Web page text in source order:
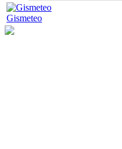
Gismeteo